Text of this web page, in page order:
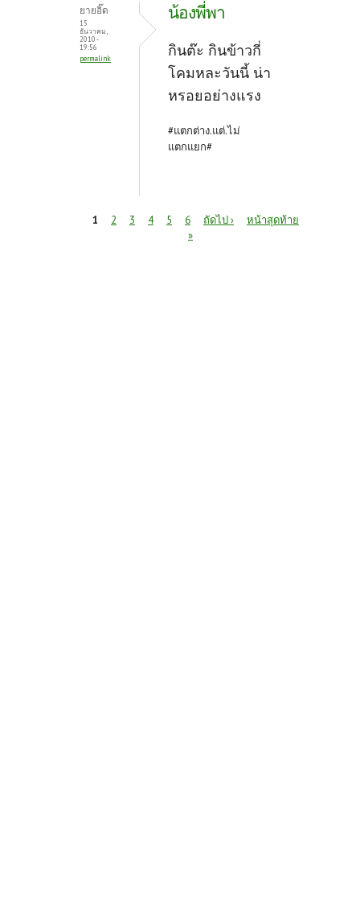
ยายอิ๊ด
15
ธันวาคม,
2010 -
19:56
permalink
น้องพี่พา
กินต๊ะ กินข้าวกี่
โคมหละวันนี้ น่า
หรอยอย่างแรง
#แตกต่าง.แต่.ไม่
แตกแยก#
1 2 3 4 5 6 ถัดไป ›
หน้าสุดท้าย
»